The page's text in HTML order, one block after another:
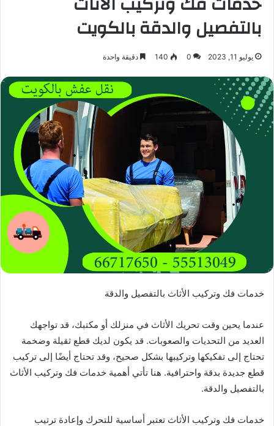
بالتفصيل والدقة بالكويت
يوليو 11, 2023 0
140 دقيقة واحدة
خدمات فك وتركيب الأثاث بالتفصيل والدقة
عندما يحين وقت تحريك الأثاث في منزلك أو مكتبك، قد تواجهك
العديد من التحديات والصعوبات. قد يكون لديك قطع ثقيلة وضخمة
تحتاج إلى تفكيكها وتركيبها بشكل صحيح، وقد تحتاج أيضًا إلى تركيب
قطع جديدة بدقة واحترافية. هنا تأتي أهمية خدمات فك وتركيب الأثاث
بالتفصيل والدقة.
خدمات فك وتركيب الأثاث تعتبر أساسية للتحرك وإعادة ترتيب